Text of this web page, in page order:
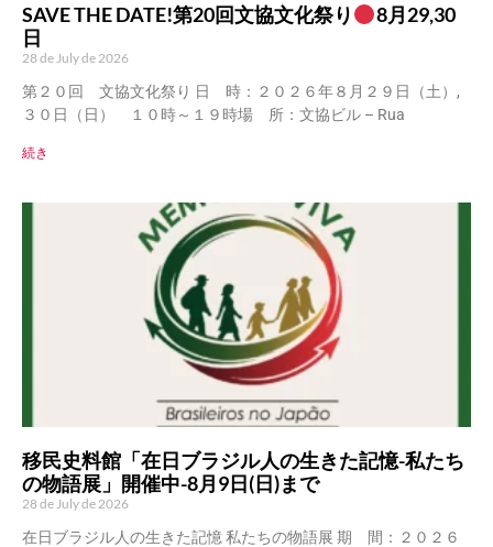
SAVE THE DATE!第20回文協文化祭り
8月29,30
日
28 de July de 2026
第２０回 文協文化祭り 日 時：２０２６年８月２９日（土）,
３０日（日） １０時～１９時場 所：文協ビル – Rua
続き
移民史料館「在日ブラジル人の生きた記憶-私たち
の物語展」開催中-8月9日(日)まで
28 de July de 2026
在日ブラジル人の生きた記憶 私たちの物語展 期 間：２０２６